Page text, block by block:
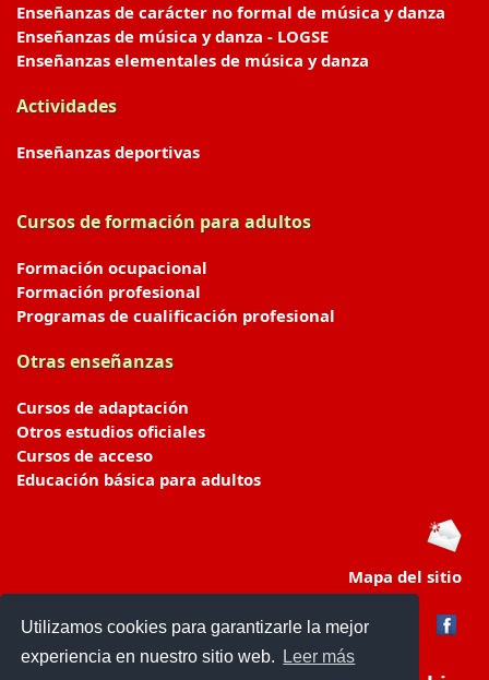
Utilizamos cookies para garantizarle la mejor
experiencia en nuestro sitio web.
Leer más
Enseñanzas de carácter no formal de música y danza
Enseñanzas de música y danza - LOGSE
Enseñanzas elementales de música y danza
Actividades
Enseñanzas deportivas
Cursos de formación para adultos
Formación ocupacional
Formación profesional
Programas de cualificación profesional
Otras enseñanzas
Cursos de adaptación
Otros estudios oficiales
Cursos de acceso
Educación básica para adultos
Mapa del sitio